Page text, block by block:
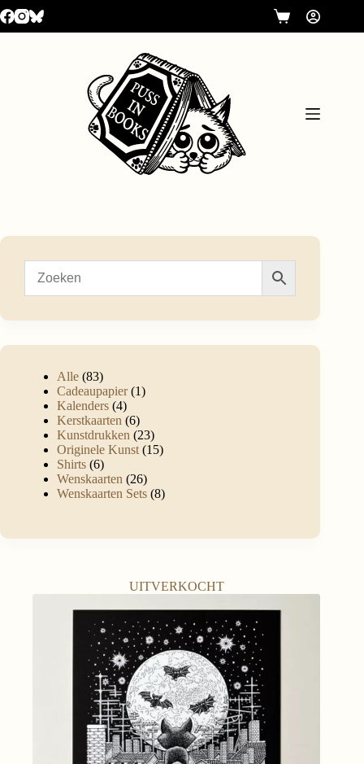
UITVERKOCHT
Alle 83
Cadeaupapier 1
Kalenders 4
Kerstkaarten 6
Kunstdrukken
23
Originele Kunst 15
Shirts 6
Wenskaarten
26
Wenskaarten Sets 8